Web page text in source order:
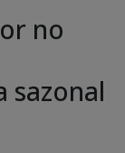
no